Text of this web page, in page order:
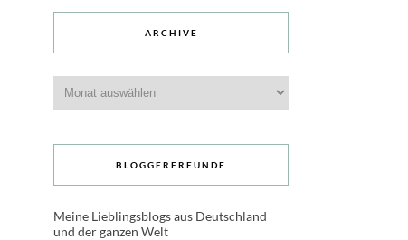
ARCHIVE
BLOGGERFREUNDE
Meine Lieblingsblogs aus Deutschland
und der ganzen Welt